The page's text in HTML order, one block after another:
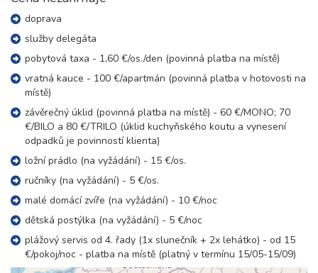
22.08. - 26.08.26
sobota - středa
28 500 Kč rezervovat
22.08. - 27.08.26
sobota - čtvrtek
35 600 Kč rezervovat
22.08. - 29.08.26
sobota - sobota
39 700 Kč
29.08. - 01.09.26
4 dny (3 noci)
15 600 Kč
29.08. - 02.09.26
sobota - středa
5 dní (4 noci)
doprava
služby delegáta
pobytová taxa - 1,60 €/os./den (povinná platba na místě)
vratná kauce - 100 €/apartmán (povinná platba v hotovosti na
místě)
závěrečný úklid (povinná platba na místě) - 60 €/MONO; 70
€/BILO a 80 €/TRILO (úklid kuchyňského koutu a vynesení
odpadků je povinností klienta)
ložní prádlo (na vyžádání) - 15 €/os.
ručníky (na vyžádání) - 5 €/os.
malé domácí zvíře (na vyžádání) - 10 €/noc
dětská postýlka (na vyžádání) - 5 €/noc
plážový servis od 4. řady (1x slunečník + 2x lehátko) - od 15
€/pokoj/noc - platba na místě (platný v termínu 15/05-15/09)